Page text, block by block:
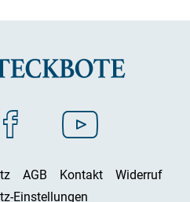
AGB Kontakt
Widerruf
Einstellungen